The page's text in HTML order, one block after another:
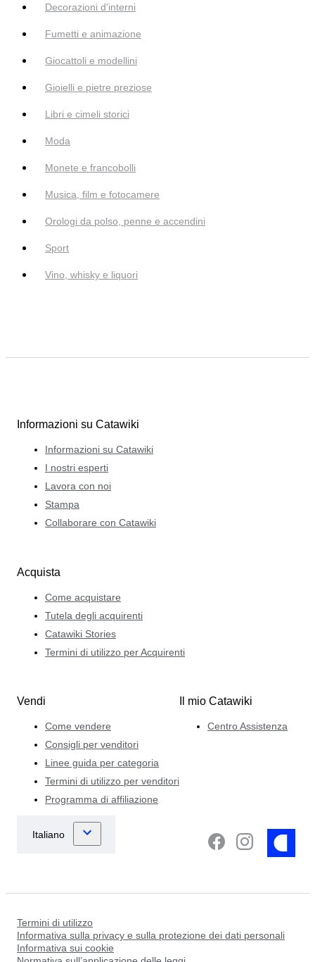
Decorazioni d'interni
Fumetti e animazione
Giocattoli e modellini
Gioielli e pietre preziose
Libri e cimeli storici
Moda
Monete e francobolli
Musica, film e fotocamere
Orologi da polso, penne e accendini
Sport
Vino, whisky e liquori
Informazioni su Catawiki
Informazioni su Catawiki
I nostri esperti
Lavora con noi
Stampa
Collaborare con Catawiki
Acquista
Come acquistare
Tutela degli acquirenti
Catawiki Stories
Termini di utilizzo per Acquirenti
Vendi
Come vendere
Consigli per venditori
Linee guida per categoria
Termini di utilizzo per venditori
Programma di affiliazione
Il mio Catawiki
Centro Assistenza
Termini di utilizzo
Informativa sulla privacy e sulla protezione dei dati personali
Informativa sui cookie